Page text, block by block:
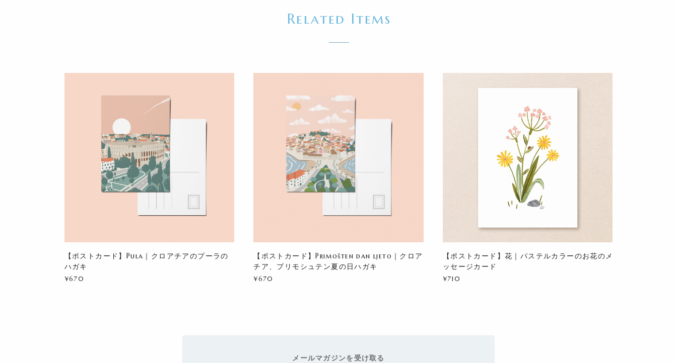
Related Items
【ポストカード】Pula｜クロアチアのプーラの
ハガキ
¥670
【ポストカード】Primošten dan ljeto｜クロア
チア、プリモシュテン夏の日ハガキ
¥670
【ポストカード】花｜パステルカラーのお花のメ
ッセージカード
¥710
メールマガジンを受け取る